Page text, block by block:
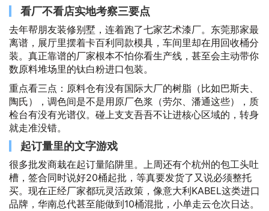
看厂不看店实地考察三要点
去年帮朋友装修别墅，连着跑了七家艺术漆厂。东莞那家最
离谱，展厅里摆着卡百利同款模具，车间里却在用回收桶分
装。真正靠谱的厂家根本不怕你看生产线，甚至会主动带你
数原料堆场里的钛白粉进口包装。
重点看三点：原料仓有没有国际大厂的树脂（比如巴斯夫、
陶氏），调色间是不是用原厂色浆（劳尔、潘通这些），质
检台有没有光谱仪。碰上支支吾吾不让进核心区域的，转身
就走准没错。
起订量里的文字游戏
很多批发商栽在起订量陷阱里。上周还有个杭州的包工头吐
槽，签合同时说好20桶起批，等真要发货了又说必须整托
买。现在正经厂家都玩灵活政策，像意大利KABEL这类进口
品牌，华南总代甚至能做到10桶混批，小单走云仓次日达。